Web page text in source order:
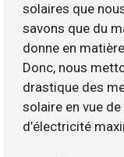
solaires que
savons que du
donne en
Donc, nous
drastique des
solaire en vue
d’électricité